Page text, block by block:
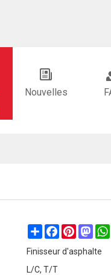
Nouvelles
ShareFacebookPinterest
Finisseur d'asphalte
L/C, T/T